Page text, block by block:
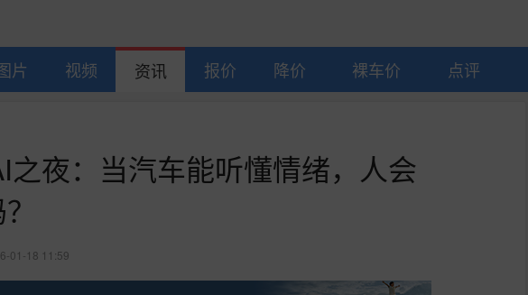
片 视频 资讯 报价 降价 裸车价 点评
之夜：当汽车能听懂情绪，人会
01-18 11:59